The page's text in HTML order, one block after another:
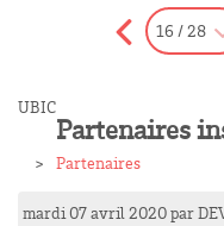
16 / 28
UBIC
Partenaires
Partenaires
mardi 07 avril 2020par